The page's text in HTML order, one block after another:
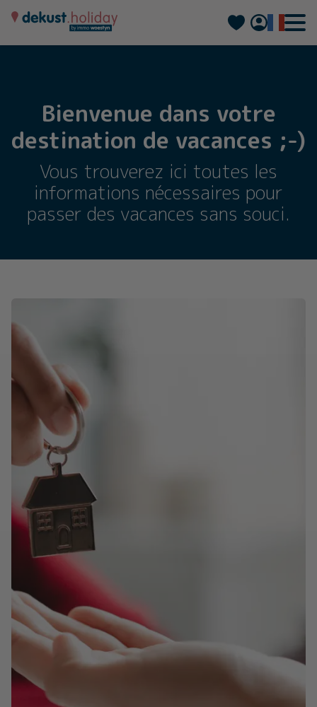
Deutsch
Bienvenue dans votre
destination de vacances ;-)
Vous trouverez ici toutes les
informations nécessaires pour
passer des vacances sans souci.